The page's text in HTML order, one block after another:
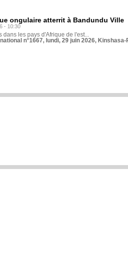
ongulaire atterrit à Bandundu Ville
- 10:30
dans les pays d'Afrique de l'est...
n°1667, lundi, 29 juin 2026,